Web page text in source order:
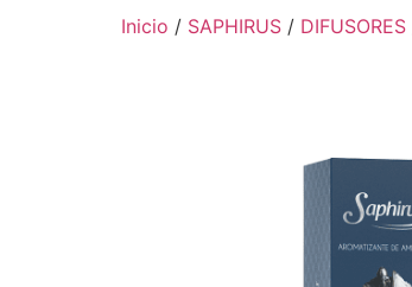
Inicio / SAPHIRUS / DIFUSORES